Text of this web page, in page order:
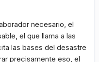
necesario, el
el que llama a las
las bases del desastre
precisamente eso, el